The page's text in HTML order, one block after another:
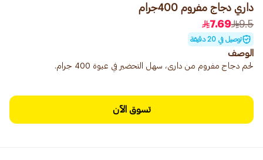
داري دجاج مفروم 400جرام
9.5
7.69
توصيل في 20 دقيقة
الوصف
لحم دجاج مفروم من دارى، سهل التحضير في عبوة 400 جرام.
تسوق الآن